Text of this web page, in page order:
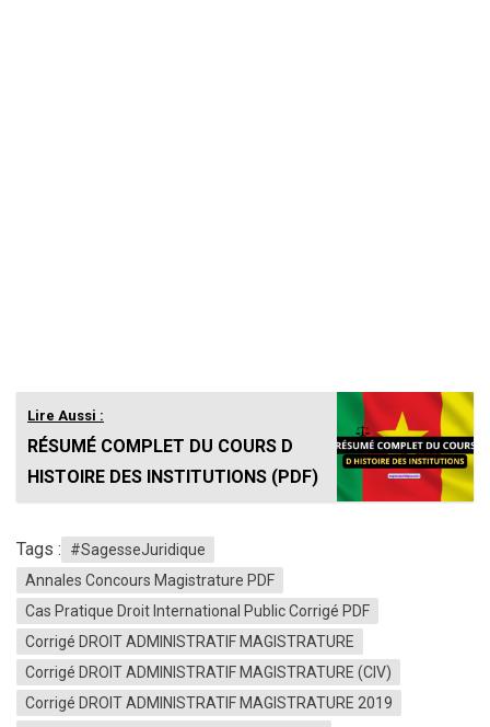
Lire Aussi :
RÉSUMÉ COMPLET DU COURS D
HISTOIRE DES INSTITUTIONS (PDF)
Tags :
#SagesseJuridique
Annales Concours Magistrature PDF
Cas Pratique Droit International Public Corrigé PDF
Corrigé DROIT ADMINISTRATIF MAGISTRATURE
Corrigé DROIT ADMINISTRATIF MAGISTRATURE (CIV)
Corrigé DROIT ADMINISTRATIF MAGISTRATURE 2019